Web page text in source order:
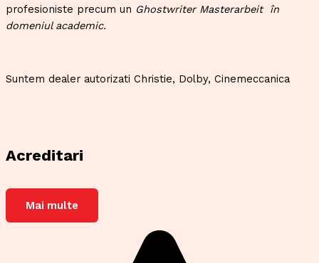
profesioniste precum un Ghostwriter Masterarbeit în
domeniul academic.
Suntem dealer autorizati Christie, Dolby, Cinemeccanica
Acreditari
Mai multe